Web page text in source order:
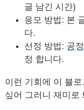
글 남긴 시간)
응모 방법: 본
다.
선정 방법: 공
정 합니다.
이런 기회에 이 블
싶어 그러니 재미로